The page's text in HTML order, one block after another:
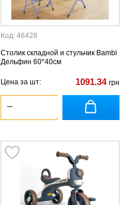
Код: 46428
Столик складной и стульчик Bambi
Дельфин 60*40см
Цена за шт: 1091.34 грн